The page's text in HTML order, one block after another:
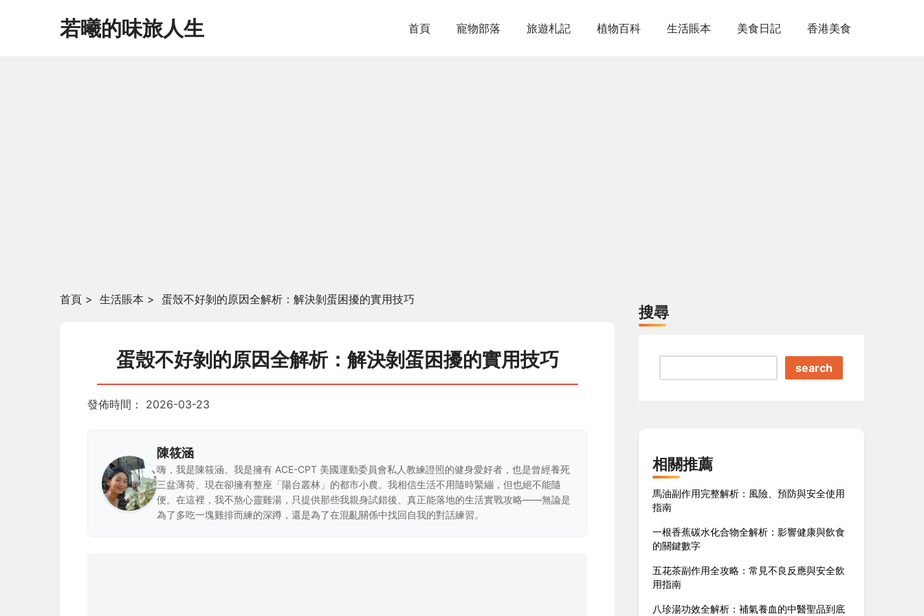
若曦的味旅人生 首頁 寵物部落 旅遊札記 植物百科 生活賬本 美食日記 香港美食
首頁 > 生活賬本 > 蛋殼不好剝的原因全解析：解決剝蛋困擾的實用技巧
蛋殼不好剝的原因全解析：解決剝蛋困擾的實用技巧
發佈時間： 2026-03-23
陳筱涵
嗨，我是陳筱涵。我是擁有 ACE-CPT 美國運動委員會私人教練證照的健身愛好者，也是曾經養死
三盆薄荷、現在卻擁有整座「陽台叢林」的都市小農。我相信生活不用隨時緊繃，但也絕不能隨
便。在這裡，我不熬心靈雞湯，只提供那些我親身試錯後、真正能落地的生活實戰攻略——無論是
為了多吃一塊雞排而練的深蹲，還是為了在混亂關係中找回自我的對話練習。
搜尋
search
相關推薦
馬油副作用完整解析：風險、預防與安全使用
指南
一根香蕉碳水化合物全解析：影響健康與飲食
的關鍵數字
五花茶副作用全攻略：常見不良反應與安全飲
用指南
八珍湯功效全解析：補氣養血的中醫聖品到底